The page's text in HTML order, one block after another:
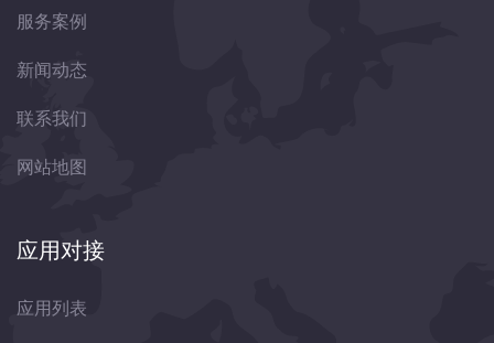
服务案例
新闻动态
联系我们
网站地图
应用对接
应用列表